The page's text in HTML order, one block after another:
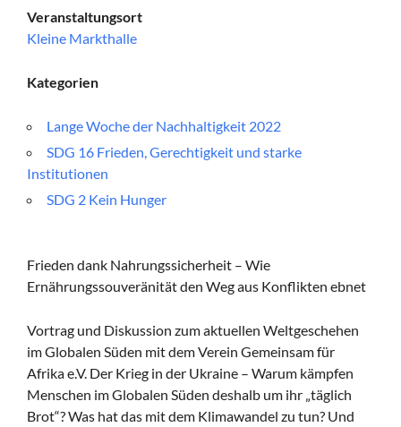
Veranstaltungsort
Kleine Markthalle
Kategorien
Lange Woche der Nachhaltigkeit 2022
SDG 16 Frieden, Gerechtigkeit und starke
Institutionen
SDG 2 Kein Hunger
Frieden dank Nahrungssicherheit – Wie
Ernährungssouveränität den Weg aus Konflikten ebnet
Vortrag und Diskussion zum aktuellen Weltgeschehen
im Globalen Süden mit dem Verein Gemeinsam für
Afrika e.V. Der Krieg in der Ukraine – Warum kämpfen
Menschen im Globalen Süden deshalb um ihr „täglich
Brot“? Was hat das mit dem Klimawandel zu tun? Und